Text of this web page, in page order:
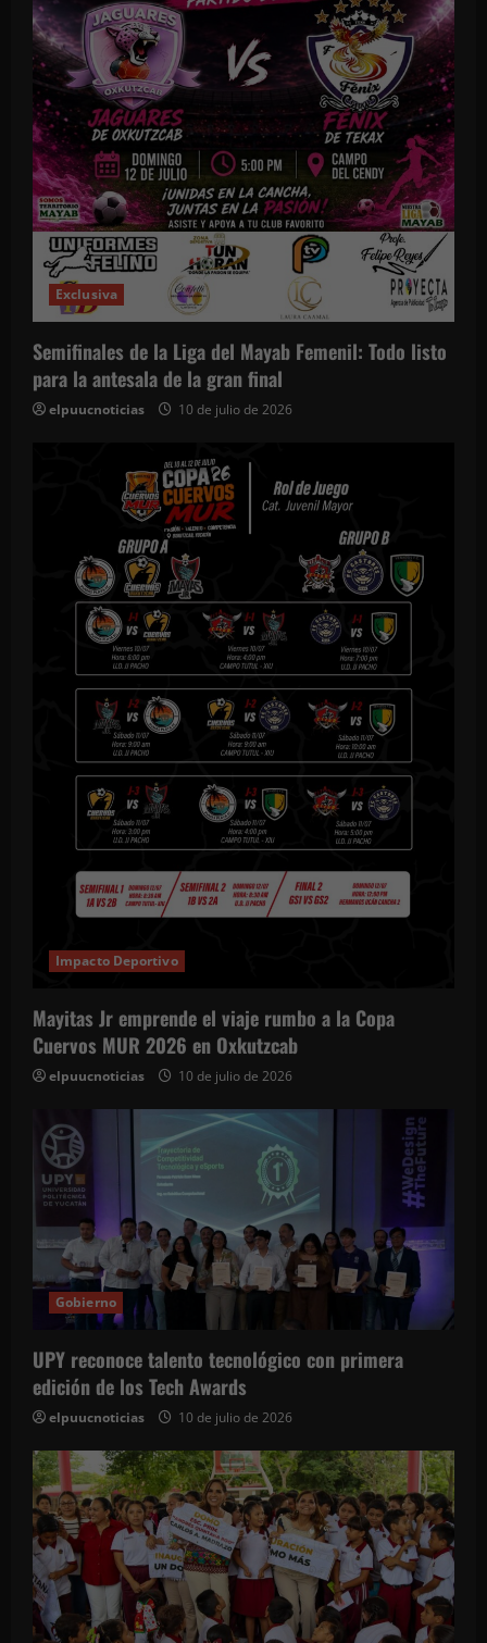
Exclusiva
Semifinales de la Liga del Mayab Femenil: Todo listo
para la antesala de la gran final
elpuucnoticias 10 de julio de 2026
Impacto Deportivo
Mayitas Jr emprende el viaje rumbo a la Copa
Cuervos MUR 2026 en Oxkutzcab
elpuucnoticias 10 de julio de 2026
Gobierno
UPY reconoce talento tecnológico con primera
edición de los Tech Awards
elpuucnoticias 10 de julio de 2026